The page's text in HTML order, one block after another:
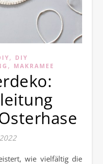
, DIY
, MAKRAMEE